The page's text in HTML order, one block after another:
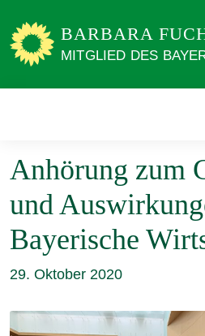
zum
Inhalt
BARBARA
MITGLIED DES
Anhörung zum
und
Bayerische
29. Oktober 2020